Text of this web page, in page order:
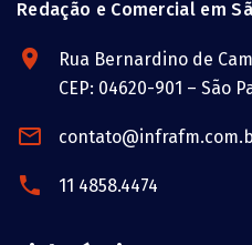
Redação e Comercial em
Rua Bernardino de
CEP: 04620-901 – São
11 4858.4474